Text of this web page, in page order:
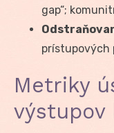
gap“;
prístupových
Metriky
výstupov